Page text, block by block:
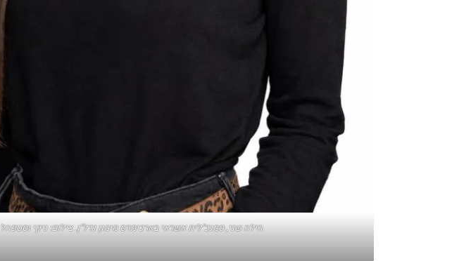
הילה שני, סמנכ"לית אשראי בארכימדס מימון נדל"ן. צילום: ניקי וסטפהל